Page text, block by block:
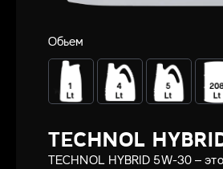
TECHNOL
TECHNOL HYBRID 5W-30 –
Обьем